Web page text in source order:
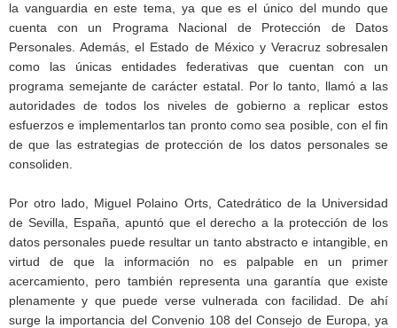
la vanguardia en este tema, ya que es el único del mundo que
cuenta con un Programa Nacional de Protección de Datos
Personales. Además, el Estado de México y Veracruz sobresalen
como las únicas entidades federativas que cuentan con un
programa semejante de carácter estatal. Por lo tanto, llamó a las
autoridades de todos los niveles de gobierno a replicar estos
esfuerzos e implementarlos tan pronto como sea posible, con el fin
de que las estrategias de protección de los datos personales se
consoliden.
Por otro lado, Miguel Polaino Orts, Catedrático de la Universidad
de Sevilla, España, apuntó que el derecho a la protección de los
datos personales puede resultar un tanto abstracto e intangible, en
virtud de que la información no es palpable en un primer
acercamiento, pero también representa una garantía que existe
plenamente y que puede verse vulnerada con facilidad. De ahí
surge la importancia del Convenio 108 del Consejo de Europa, ya